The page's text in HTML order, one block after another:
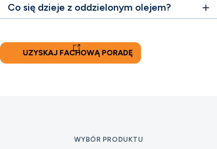
Co się dzieje z oddzielonym olejem?
UZYSKAJ FACHOWĄ PORADĘ
WYBÓR PRODUKTU